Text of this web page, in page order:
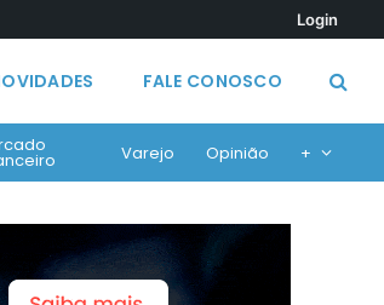
Login
FALE CONOSCO
Varejo Opinião +